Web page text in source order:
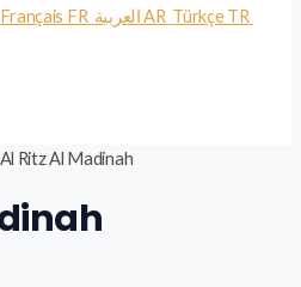
Français FR العربية AR Türkçe TR
Al Ritz Al Madinah